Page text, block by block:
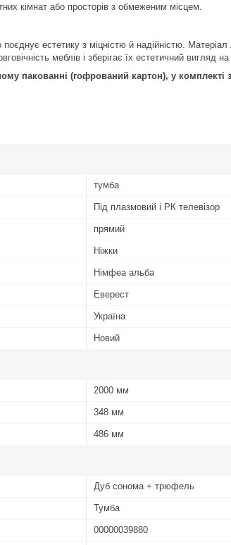
кімнат або просторів з обмеженим місцем.
естетику з міцністю й надійністю.
меблів і зберігає їх естетичний вигляд на
пакованні (гофрований картон), у
тумба
Під плазмовий і РК телевізор
прямий
Ніжки
Німфеа альба
Еверест
Україна
Новий
2000 мм
348 мм
486 мм
Дуб сонома + трюфель
Тумба
00000039880